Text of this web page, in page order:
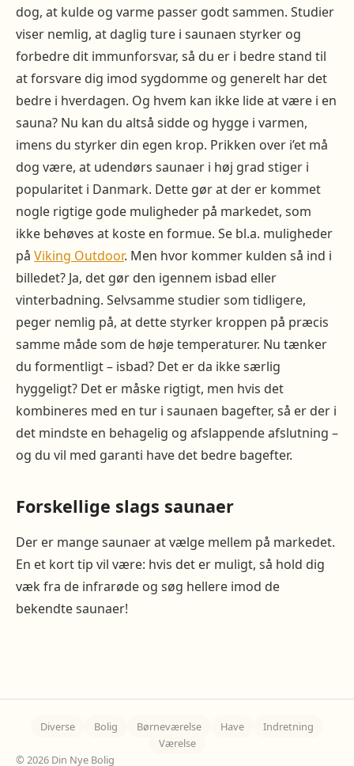
dog, at kulde og varme passer godt sammen. Studier
viser nemlig, at daglig ture i saunaen styrker og
forbedre dit immunforsvar, så du er i bedre stand til
at forsvare dig imod sygdomme og generelt har det
bedre i hverdagen. Og hvem kan ikke lide at være i en
sauna? Nu kan du altså sidde og hygge i varmen,
imens du styrker din egen krop. Prikken over i’et må
dog være, at udendørs saunaer i høj grad stiger i
popularitet i Danmark. Dette gør at der er kommet
nogle rigtige gode muligheder på markedet, som
ikke behøves at koste en formue. Se bl.a. muligheder
på Viking Outdoor. Men hvor kommer kulden så ind i
billedet? Ja, det gør den igennem isbad eller
vinterbadning. Selvsamme studier som tidligere,
peger nemlig på, at dette styrker kroppen på præcis
samme måde som de høje temperaturer. Nu tænker
du formentligt – isbad? Det er da ikke særlig
hyggeligt? Det er måske rigtigt, men hvis det
kombineres med en tur i saunaen bagefter, så er der i
det mindste en behagelig og afslappende afslutning –
og du vil med garanti have det bedre bagefter.
Forskellige slags saunaer
Der er mange saunaer at vælge mellem på markedet.
En et kort tip vil være: hvis det er muligt, så hold dig
væk fra de infrarøde og søg hellere imod de
bekendte saunaer!
Diverse Bolig Børneværelse Have
Indretning
Værelse
© 2026 Din Nye Bolig